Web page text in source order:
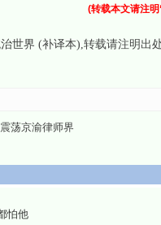
(转载本文请注
世界 (补译本) ,转载请注明出
荡京渝律师界
怕他